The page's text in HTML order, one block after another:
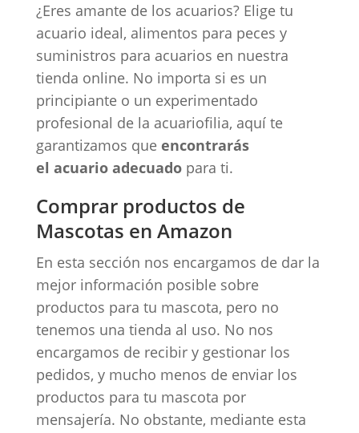
¿Eres amante de los acuarios? Elige tu
acuario ideal, alimentos para peces y
suministros para acuarios en nuestra
tienda online. No importa si es un
principiante o un experimentado
profesional de la acuariofilia, aquí te
garantizamos que encontrarás
el acuario adecuadopara ti.
Comprar productos de
Mascotas en Amazon
En esta sección nos encargamos de dar la
mejor información posible sobre
productos para tu mascota, pero no
tenemos una tienda al uso. No nos
encargamos de recibir y gestionar los
pedidos, y mucho menos de enviar los
productos para tu mascota por
mensajería. No obstante, mediante esta